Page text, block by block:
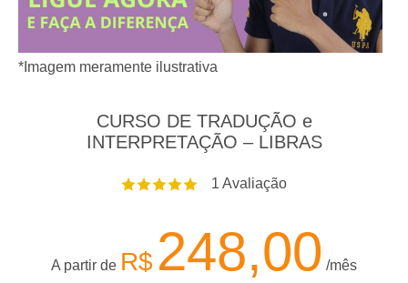
*Imagem meramente ilustrativa
CURSO DE TRADUÇÃO e
INTERPRETAÇÃO – LIBRAS
1 Avaliação
A partir de R$ 248,00 /mês